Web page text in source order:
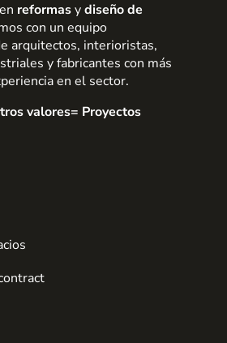
reformasydiseño de
con un equipo
arquitectos, interioristas,
y fabricantes con más
en el sector.
valores= Proyectos